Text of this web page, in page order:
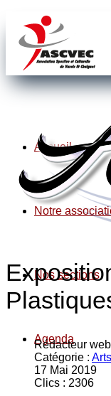
Accueil
Notre
Nos sections
Agenda
Rédacteur web
Catégorie :
17 Mai 2019
Clics : 2306